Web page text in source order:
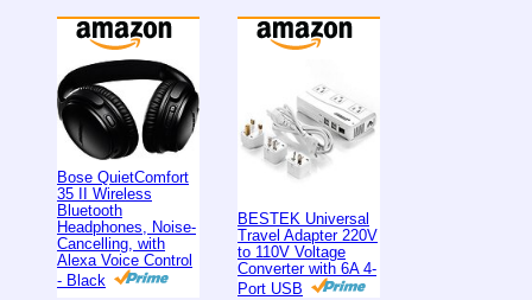
Bose QuietComfort
35 II Wireless
Bluetooth
Headphones, Noise-
Cancelling, with
Alexa Voice Control
- Black
BESTEK Universal
Travel Adapter 220V
to 110V Voltage
Converter with 6A 4-
Port USB